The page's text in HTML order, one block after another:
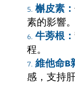
槲皮素：
素的影響。
牛蒡根：
程。
維他命B
感，支持